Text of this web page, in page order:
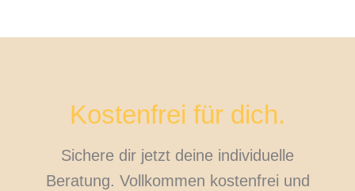
Kostenfrei für dich.
Sichere dir jetzt deine individuelle
Beratung. Vollkommen kostenfrei und